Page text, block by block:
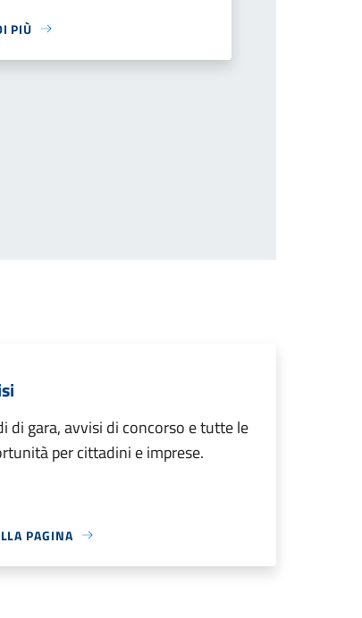
PIÙ
di gara, avvisi di concorso e tutte le
per cittadini e imprese.
PAGINA